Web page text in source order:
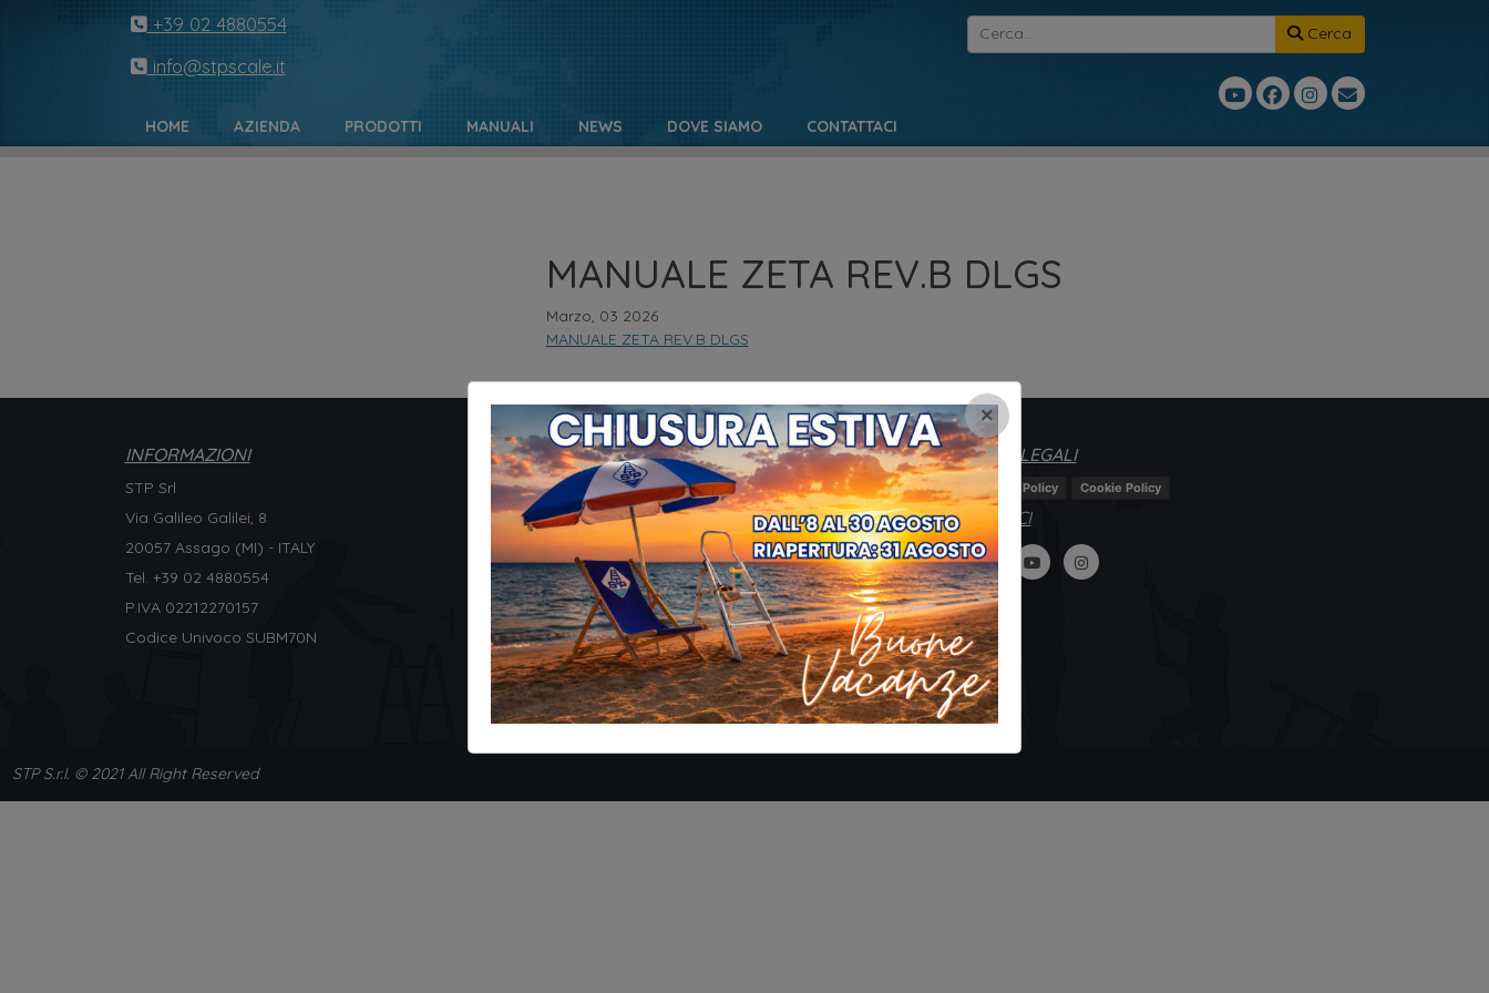
+39 02 4880554
info@stpscale.it
Cerca
HOME AZIENDA PRODOTTI MANUALI NEWS DOVE SIAMO CONTATTACI
MANUALE ZETA REV.B DLGS
Marzo, 03 2026
MANUALE ZETA REV.B DLGS
INFORMAZIONI
STP Srl
Via Galileo Galilei, 8
20057 Assago (MI) - ITALY
Tel. +39 02 4880554
P.IVA 02212270157
Codice Univoco SUBM70N
MENU
HOME
AZIENDA
MANUALI
DOVE SIAMO
CONTATTACI
NOTE LEGALI
Privacy Policy Cookie Policy
SEGUICI
STP S.r.l. © 2021 All Right Reserved
×